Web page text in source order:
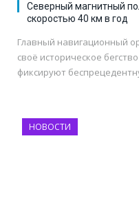
Северный магнитный
скоростью 40 км в год
Главный навигационный
своё историческое
фиксируют
НОВОСТИ